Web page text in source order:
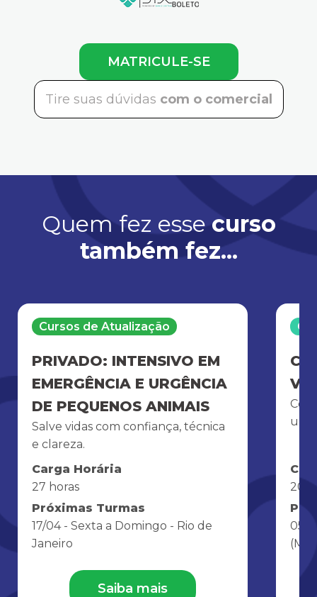
MATRICULE-SE
Tire suas dúvidas com o comercial
Quem fez esse curso
também fez...
Cursos de Atualização
PRIVADO: INTENSIVO EM
EMERGÊNCIA E URGÊNCIA
DE PEQUENOS ANIMAIS
Salve vidas com confiança, técnica
e clareza.
Carga Horária
27 horas
Próximas Turmas
17/04 - Sexta a Domingo - Rio de
Janeiro
Saiba mais
um
200
05/